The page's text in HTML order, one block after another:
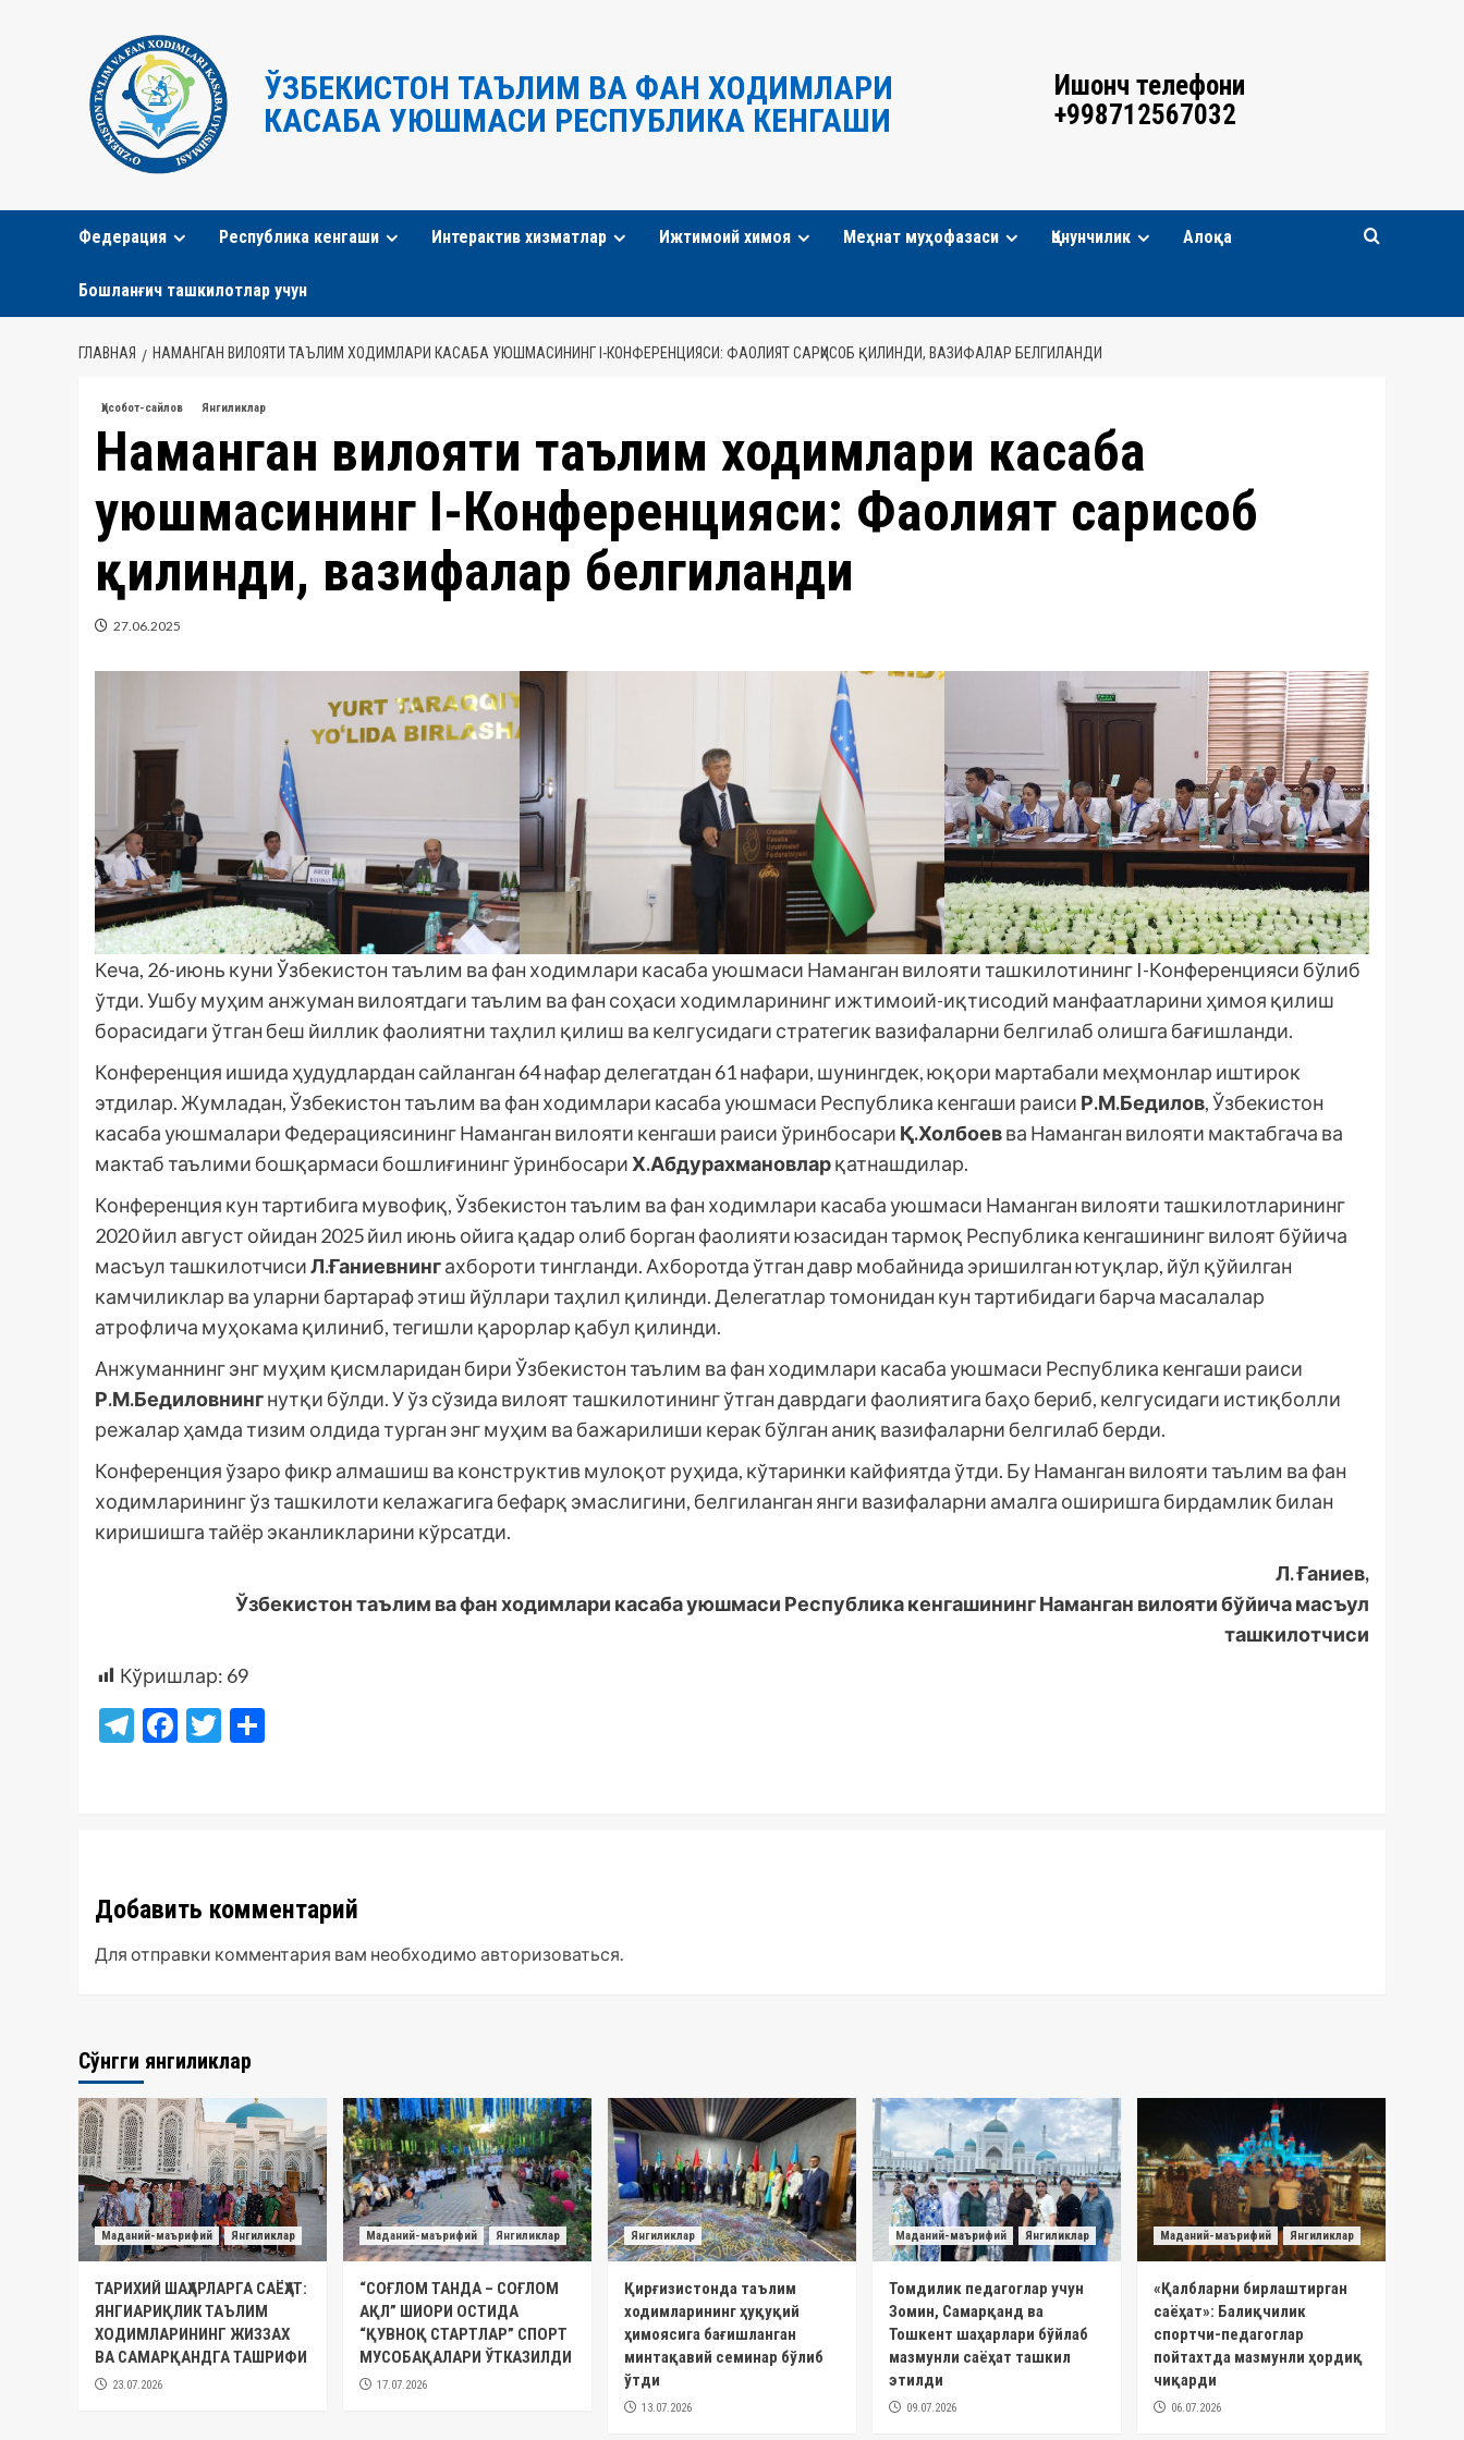
содержимому
ЎЗБЕКИСТОН ТАЪЛИМ ВА ФАН ХОДИМЛАРИ
КАСАБА УЮШМАСИ РЕСПУБЛИКА КЕНГАШИ
Ишонч телефони
+998712567032
Федерация Республика кенгаши Интерактив хизматлар Ижтимоий химоя Меҳнат муҳофазаси Қонунчилик Алоқа
Бошланғич ташкилотлар учун
ГЛАВНАЯ НАМАНГАН ВИЛОЯТИ ТАЪЛИМ ХОДИМЛАРИ КАСАБА УЮШМАСИНИНГ I-КОНФЕРЕНЦИЯСИ: ФАОЛИЯТ САРҲИСОБ ҚИЛИНДИ, ВАЗИФАЛАР БЕЛГИЛАНДИ
Ҳисобот-сайлов Янгиликлар
Наманган вилояти таълим ходимлари касаба
уюшмасининг I-Конференцияси: Фаолият сарҳисоб
қилинди, вазифалар белгиланди
27.06.2025
Кеча, 26-июнь куни Ўзбекистон таълим ва фан ходимлари касаба уюшмаси Наманган вилояти ташкилотининг I-Конференцияси бўлиб
ўтди. Ушбу муҳим анжуман вилоятдаги таълим ва фан соҳаси ходимларининг ижтимоий-иқтисодий манфаатларини ҳимоя қилиш
борасидаги ўтган беш йиллик фаолиятни таҳлил қилиш ва келгусидаги стратегик вазифаларни белгилаб олишга бағишланди.
Конференция ишида ҳудудлардан сайланган 64 нафар делегатдан 61 нафари, шунингдек, юқори мартабали меҳмонлар иштирок
этдилар. Жумладан, Ўзбекистон таълим ва фан ходимлари касаба уюшмаси Республика кенгаши раиси Р.М.Бедилов, Ўзбекистон
касаба уюшмалари Федерациясининг Наманган вилояти кенгаши раиси ўринбосари Қ.Холбоевва Наманган вилояти мактабгача ва
мактаб таълими бошқармаси бошлиғининг ўринбосари Х.Абдурахмановларқатнашдилар.
Конференция кун тартибига мувофиқ, Ўзбекистон таълим ва фан ходимлари касаба уюшмаси Наманган вилояти ташкилотларининг
2020 йил август ойидан 2025 йил июнь ойига қадар олиб борган фаолияти юзасидан тармоқ Республика кенгашининг вилоят бўйича
масъул ташкилотчисиЛ.Ғаниевнингахбороти тингланди. Ахборотда ўтган давр мобайнида эришилган ютуқлар, йўл қўйилган
камчиликлар ва уларни бартараф этиш йўллари таҳлил қилинди. Делегатлар томонидан кун тартибидаги барча масалалар
атрофлича муҳокама қилиниб, тегишли қарорлар қабул қилинди.
Анжуманнинг энг муҳим қисмларидан бири Ўзбекистон таълим ва фан ходимлари касаба уюшмаси Республика кенгаши раиси
Р.М.Бедиловнингнутқи бўлди. У ўз сўзида вилоят ташкилотининг ўтган даврдаги фаолиятига баҳо бериб, келгусидаги истиқболли
режалар ҳамда тизим олдида турган энг муҳим ва бажарилиши керак бўлган аниқ вазифаларни белгилаб берди.
Конференция ўзаро фикр алмашиш ва конструктив мулоқот руҳида, кўтаринки кайфиятда ўтди. Бу Наманган вилояти таълим ва фан
ходимларининг ўз ташкилоти келажагига бефарқ эмаслигини, белгиланган янги вазифаларни амалга оширишга бирдамлик билан
киришишга тайёр эканликларини кўрсатди.
Л. Ғаниев,
Ўзбекистон таълим ва фан ходимлари касаба уюшмаси Республика кенгашининг Наманган вилояти бўйича масъул
ташкилотчиси
Кўришлар: 69
Telegram
Facebook
Twitter
Добавить комментарий
Для отправки комментария вам необходимо авторизоваться.
Сўнгги янгиликлар
Маданий-маърифий Янгиликлар
ТАРИХИЙ ШАҲАРЛАРГА САЁҲАТ:
ЯНГИАРИҚЛИК ТАЪЛИМ
ХОДИМЛАРИНИНГ ЖИЗЗАХ
ВА САМАРҚАНДГА ТАШРИФИ
23.07.2026
Маданий-маърифий Янгиликлар
“СОҒЛОМ ТАНДА – СОҒЛОМ
АҚЛ” ШИОРИ ОСТИДА
“ҚУВНОҚ СТАРТЛАР” СПОРТ
МУСОБАҚАЛАРИ ЎТКАЗИЛДИ
17.07.2026
Янгиликлар
Қирғизистонда таълим
ходимларининг ҳуқуқий
ҳимоясига бағишланган
минтақавий семинар бўлиб
ўтди
13.07.2026
Маданий-маърифий Янгиликлар
Томдилик педагоглар учун
Зомин, Самарқанд ва
Тошкент шаҳарлари бўйлаб
мазмунли саёҳат ташкил
этилди
09.07.2026
Маданий-маърифий Янгиликлар
«Қалбларни бирлаштирган
саёҳат»: Балиқчилик
спортчи-педагоглар
пойтахтда мазмунли ҳордиқ
чиқарди
06.07.2026